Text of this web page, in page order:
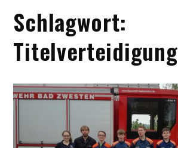
Schlagwort:
Titelverteidigung